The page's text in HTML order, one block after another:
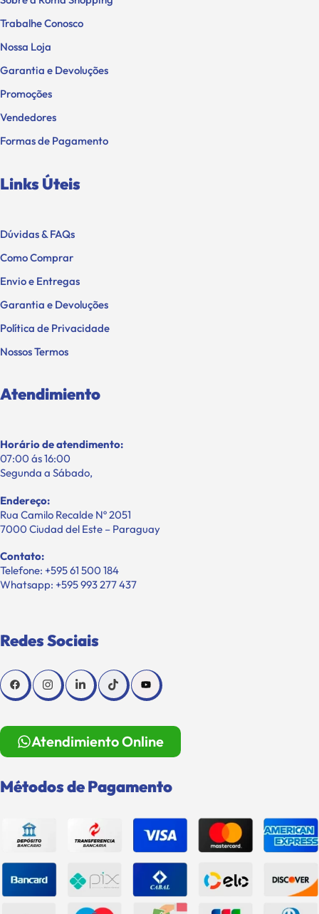
Trabalhe Conosco
Nossa Loja
Garantia e Devoluções
Promoções
Vendedores
Formas de Pagamento
Links Úteis
Dúvidas & FAQs
Como Comprar
Envio e Entregas
Garantia e Devoluções
Política de Privacidade
Nossos Termos
Atendimiento
Horário de atendimento:
07:00 ás 16:00
Segunda a Sábado,
Endereço:
Rua Camilo Recalde Nº 2051
7000 Ciudad del Este – Paraguay
Contato:
Telefone: +595 61 500 184
Whatsapp: +595 993 277 437
Redes Sociais
Atendimiento Online
Métodos de Pagamento